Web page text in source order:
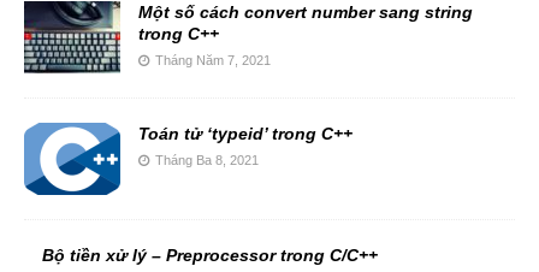
Một số cách convert number sang string
trong C++
Tháng Năm 7, 2021
Toán tử ‘typeid’ trong C++
Tháng Ba 8, 2021
Bộ tiền xử lý – Preprocessor trong C/C++